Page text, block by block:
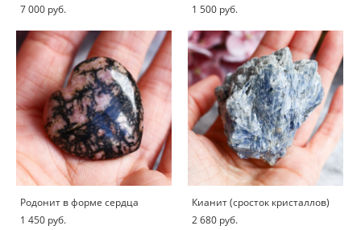
7 000 pуб.
1 500 pуб.
Родонит в форме сердца
1 450 pуб.
Кианит (сросток кристаллов)
2 680 pуб.